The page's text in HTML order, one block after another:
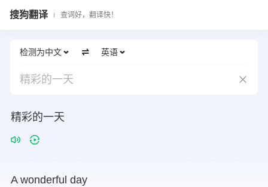
搜狗翻译 查词好，翻译快！
检测为中文 英语
精彩的一天
精彩的一天
A wonderful day